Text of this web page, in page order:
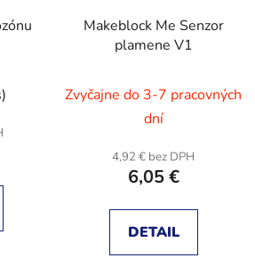
Makeblock Me Senzor
plamene V1
Zvyčajne do 3-7 pracovných
dní
4,92 € bez DPH
6,05 €
DETAIL